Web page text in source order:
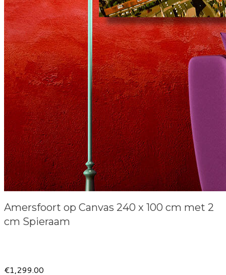
Amersfoort op Canvas 240 x 100 cm met 2
cm Spieraam
€1,299.00